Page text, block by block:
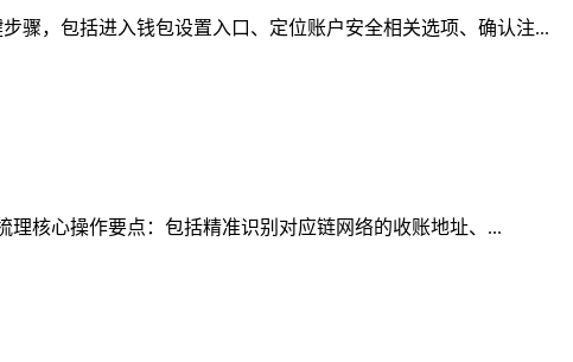
骤，包括进入钱包设置入口、定位账户安全相关选项、确认注...
核心操作要点：包括精准识别对应链网络的收账地址、...